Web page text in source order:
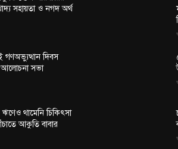
সহায়তা ও নগদ অর্থ
দিবস
আলোচনা সভা
ঋণেও থামেনি চিকিৎসা
আকুতি বাবার